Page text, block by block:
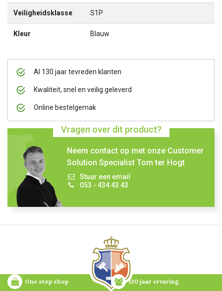
Al 130 jaar tevreden klanten
Kwaliteit, snel en veilig geleverd
Online bestelgemak
Vragen over dit product?
Neem contact op met onze Customer
Solution Specialist Tom ter Hogt
Stuur een email
053 - 434 43 43
Veiligheidsklasse S1P
Kleur Blauw
One stop shop 130 jaar ervaring